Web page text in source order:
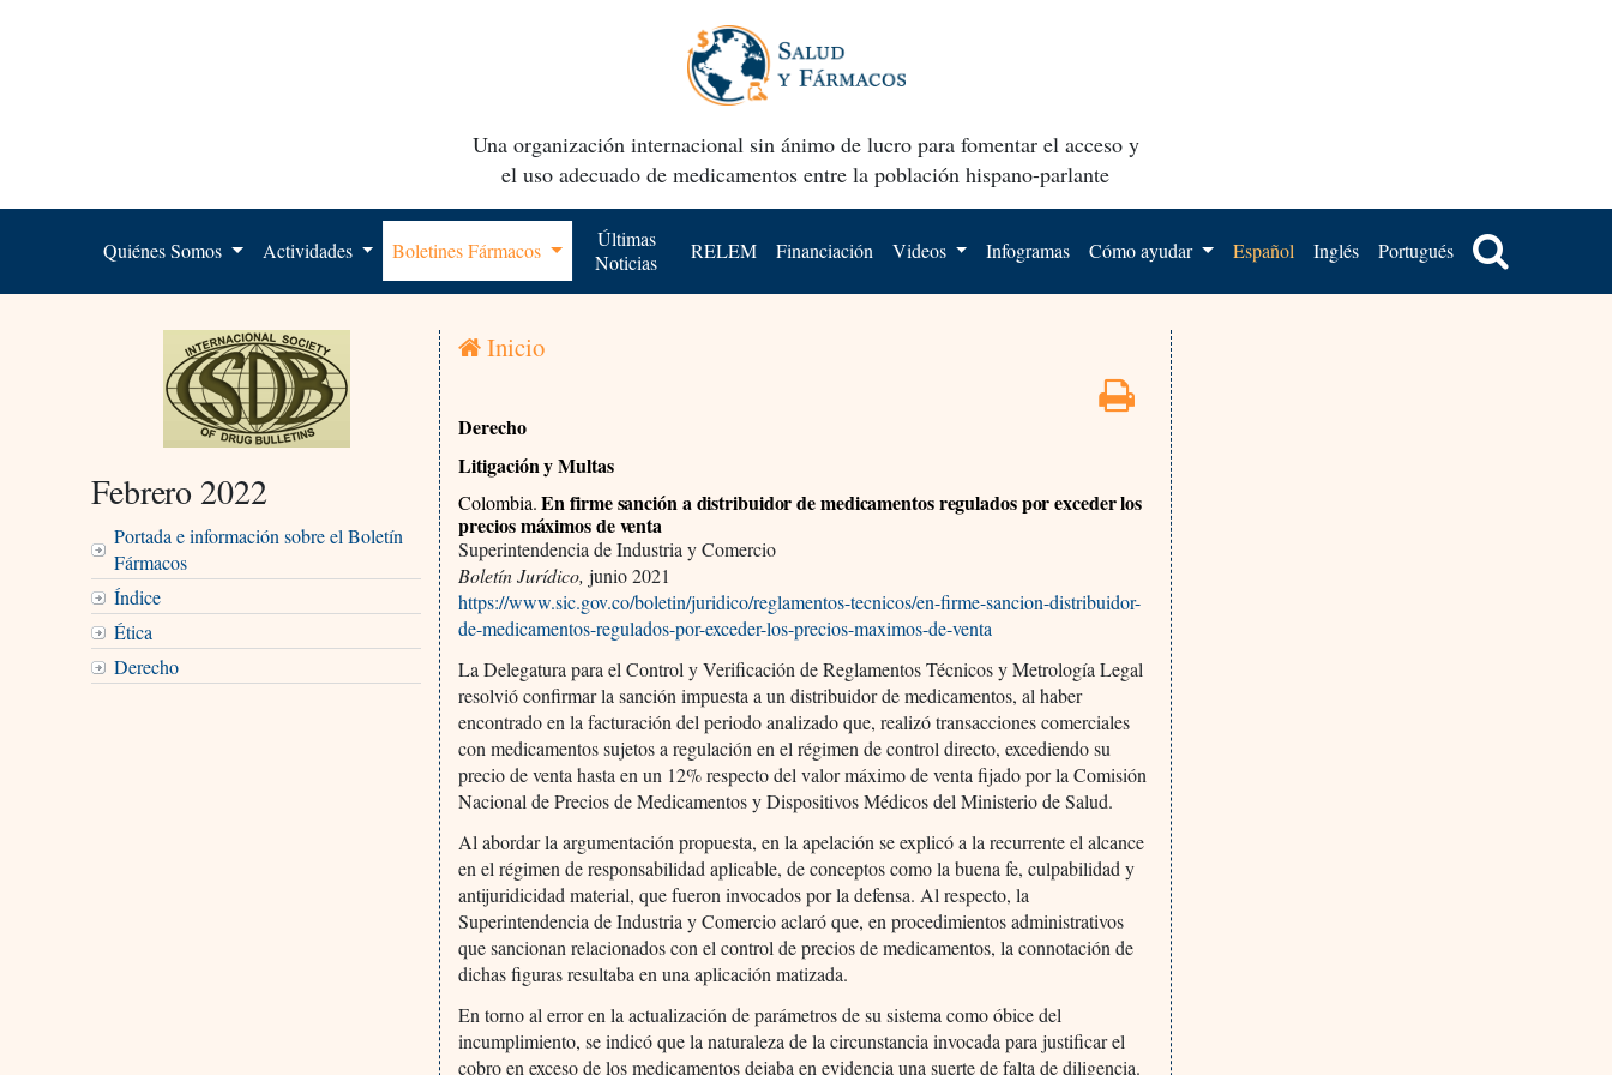
Una organización internacional sin ánimo de lucro para fomentar el acceso y
el uso adecuado de medicamentos entre la población hispano-parlante
Quiénes Somos Actividades Boletines Fármacos
Últimas
Noticias
RELEM Financiación Videos Infogramas Cómo ayudar Español Inglés Portugués
Febrero 2022
Portada e información sobre el Boletín
Fármacos
Índice
Ética
Derecho
Inicio
Derecho
Litigación y Multas
Colombia.En firme sanción a distribuidor de medicamentos regulados por exceder los
precios máximos de venta
Superintendencia de Industria y Comercio
Boletín Jurídico, junio 2021
https://www.sic.gov.co/boletin/juridico/reglamentos-tecnicos/en-firme-sancion-distribuidor-
de-medicamentos-regulados-por-exceder-los-precios-maximos-de-venta
La Delegatura para el Control y Verificación de Reglamentos Técnicos y Metrología Legal
resolvió confirmar la sanción impuesta a un distribuidor de medicamentos, al haber
encontrado en la facturación del periodo analizado que, realizó transacciones comerciales
con medicamentos sujetos a regulación en el régimen de control directo, excediendo su
precio de venta hasta en un 12% respecto del valor máximo de venta fijado por la Comisión
Nacional de Precios de Medicamentos y Dispositivos Médicos del Ministerio de Salud.
Al abordar la argumentación propuesta, en la apelación se explicó a la recurrente el alcance
en el régimen de responsabilidad aplicable, de conceptos como la buena fe, culpabilidad y
antijuridicidad material, que fueron invocados por la defensa. Al respecto, la
Superintendencia de Industria y Comercio aclaró que, en procedimientos administrativos
que sancionan relacionados con el control de precios de medicamentos, la connotación de
dichas figuras resultaba en una aplicación matizada.
En torno al error en la actualización de parámetros de su sistema como óbice del
incumplimiento, se indicó que la naturaleza de la circunstancia invocada para justificar el
cobro en exceso de los medicamentos dejaba en evidencia una suerte de falta de diligencia.